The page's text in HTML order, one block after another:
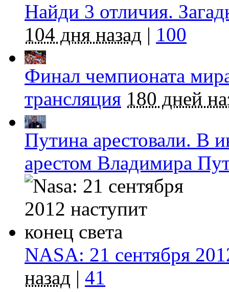
Найди 3 отличия.
104 дня назад | 100
Финал чемпионата
трансляция 180 дней
Путина арестовали. В
арестом Владимира
NASA: 21 сентября
назад | 41